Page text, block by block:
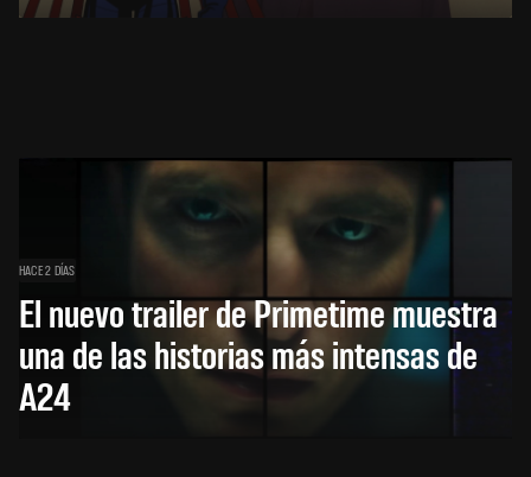
HACE 2 DÍAS
El nuevo trailer de Primetime muestra
una de las historias más intensas de
A24